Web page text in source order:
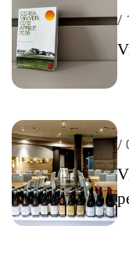
/
/